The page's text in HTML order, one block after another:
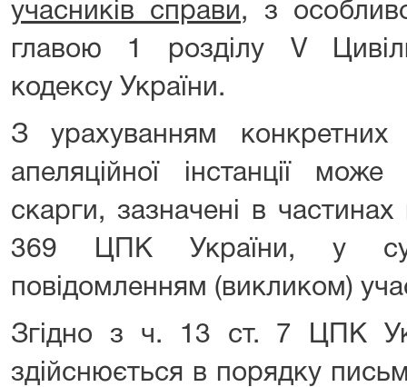
учасників справи, з
главою 1 розділу V
кодексу України.
З урахуванням
апеляційної інстанції може
скарги, зазначені в частинах
369 ЦПК України, у
повідомленням (викликом)
Згідно з ч. 13 ст. 7 ЦПК
здійснюється в порядку